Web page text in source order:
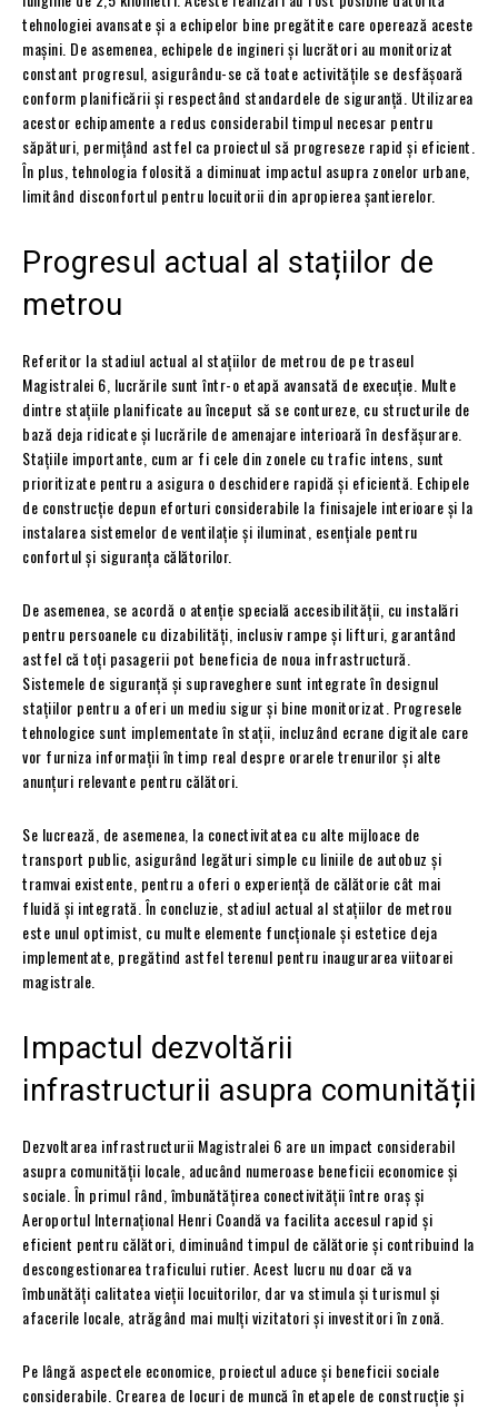
tehnologiei avansate și a echipelor bine pregătite care operează aceste
mașini. De asemenea, echipele de ingineri și lucrători au monitorizat
constant progresul, asigurându-se că toate activitățile se desfășoară
conform planificării și respectând standardele de siguranță. Utilizarea
acestor echipamente a redus considerabil timpul necesar pentru
săpături, permițând astfel ca proiectul să progreseze rapid și eficient.
În plus, tehnologia folosită a diminuat impactul asupra zonelor urbane,
limitând disconfortul pentru locuitorii din apropierea șantierelor.
Progresul actual al stațiilor de
metrou
Referitor la stadiul actual al stațiilor de metrou de pe traseul
Magistralei 6, lucrările sunt într-o etapă avansată de execuție. Multe
dintre stațiile planificate au început să se contureze, cu structurile de
bază deja ridicate și lucrările de amenajare interioară în desfășurare.
Stațiile importante, cum ar fi cele din zonele cu trafic intens, sunt
prioritizate pentru a asigura o deschidere rapidă și eficientă. Echipele
de construcție depun eforturi considerabile la finisajele interioare și la
instalarea sistemelor de ventilație și iluminat, esențiale pentru
confortul și siguranța călătorilor.
De asemenea, se acordă o atenție specială accesibilității, cu instalări
pentru persoanele cu dizabilități, inclusiv rampe și lifturi, garantând
astfel că toți pasagerii pot beneficia de noua infrastructură.
Sistemele de siguranță și supraveghere sunt integrate în designul
stațiilor pentru a oferi un mediu sigur și bine monitorizat. Progresele
tehnologice sunt implementate în stații, incluzând ecrane digitale care
vor furniza informații în timp real despre orarele trenurilor și alte
anunțuri relevante pentru călători.
Se lucrează, de asemenea, la conectivitatea cu alte mijloace de
transport public, asigurând legături simple cu liniile de autobuz și
tramvai existente, pentru a oferi o experiență de călătorie cât mai
fluidă și integrată. În concluzie, stadiul actual al stațiilor de metrou
este unul optimist, cu multe elemente funcționale și estetice deja
implementate, pregătind astfel terenul pentru inaugurarea viitoarei
magistrale.
Impactul dezvoltării
infrastructurii asupra comunității
Dezvoltarea infrastructurii Magistralei 6 are un impact considerabil
asupra comunității locale, aducând numeroase beneficii economice și
sociale. În primul rând, îmbunătățirea conectivității între oraș și
Aeroportul Internațional Henri Coandă va facilita accesul rapid și
eficient pentru călători, diminuând timpul de călătorie și contribuind la
descongestionarea traficului rutier. Acest lucru nu doar că va
îmbunătăți calitatea vieții locuitorilor, dar va stimula și turismul și
afacerile locale, atrăgând mai mulți vizitatori și investitori în zonă.
Pe lângă aspectele economice, proiectul aduce și beneficii sociale
considerabile. Crearea de locuri de muncă în etapele de construcție și